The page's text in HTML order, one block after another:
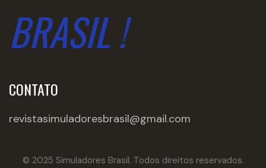
BRASIL !
CONTATO
revistasimuladoresbrasil@gmail.com
© 2025 Simuladores Brasil. Todos direitos reservados.